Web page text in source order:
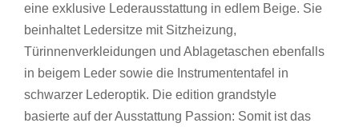
eine exklusive Lederausstattung in edlem Beige. Sie
beinhaltet Ledersitze mit Sitzheizung,
Türinnenverkleidungen und Ablagetaschen ebenfalls
in beigem Leder sowie die Instrumententafel in
schwarzer Lederoptik. Die edition grandstyle
basierte auf der Ausstattung Passion: Somit ist das